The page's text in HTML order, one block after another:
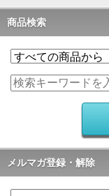
商品検索
メルマガ登録・解除